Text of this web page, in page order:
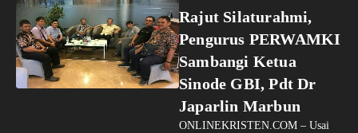
Rajut Silaturahmi,
Pengurus PERWAMKI
Sambangi Ketua
Sinode GBI, Pdt Dr
Japarlin Marbun
ONLINEKRISTEN.COM – Usai